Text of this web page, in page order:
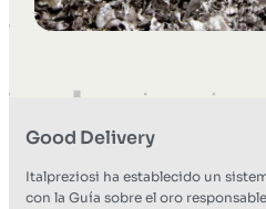
Good Delivery
Italpreziosi ha establecido un
con la Guía sobre el oro